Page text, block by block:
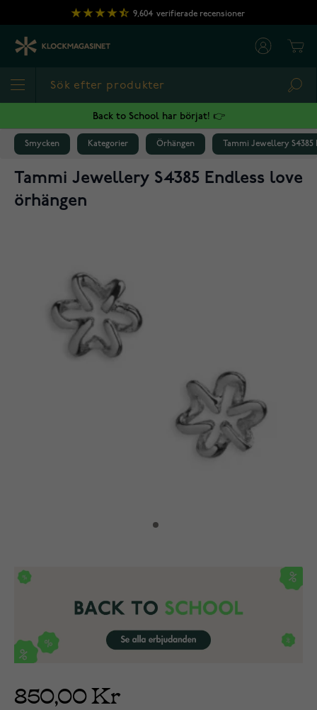
Hoppa till innehållet
9,604 verifierade recensioner
Back to School har börjat! 👉
Smycken Kategorier Örhängen Tammi Jewellery
Tammi Jewellery S4385 Endless love
örhängen
850,00 Kr